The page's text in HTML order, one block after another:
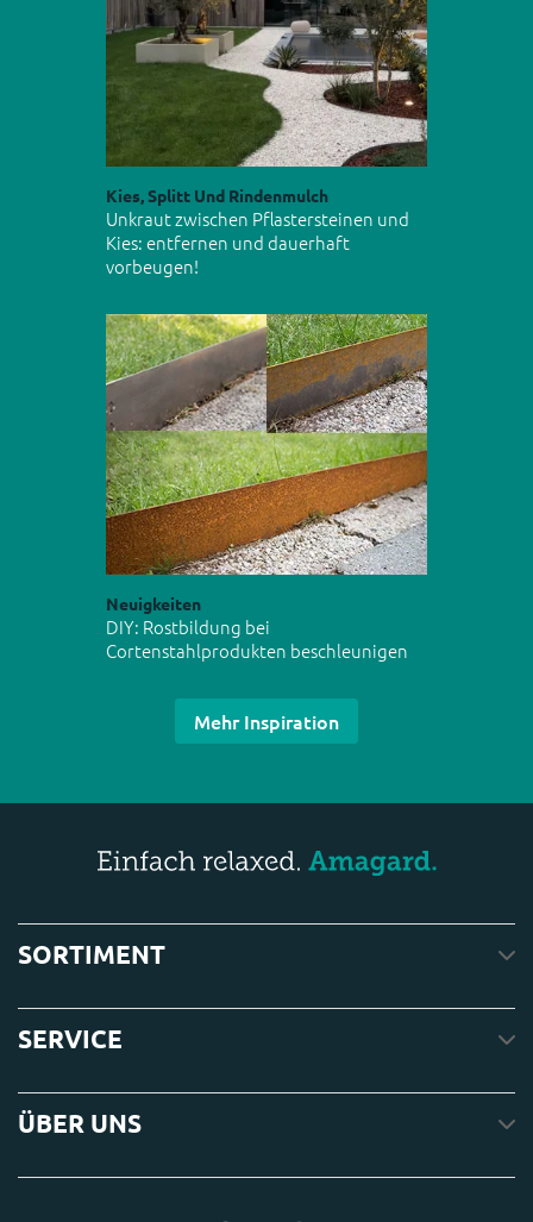
Kies, Splitt Und Rindenmulch
Unkraut zwischen Pflastersteinen und
Kies: entfernen und dauerhaft
vorbeugen!
Neuigkeiten
DIY: Rostbildung bei
Cortenstahlprodukten beschleunigen
Mehr Inspiration
SORTIMENT
SERVICE
ÜBER UNS